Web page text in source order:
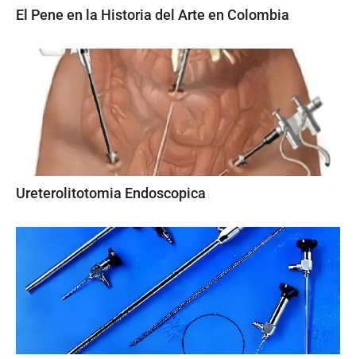
El Pene en la Historia del Arte en Colombia
Ureterolitotomia Endoscopica